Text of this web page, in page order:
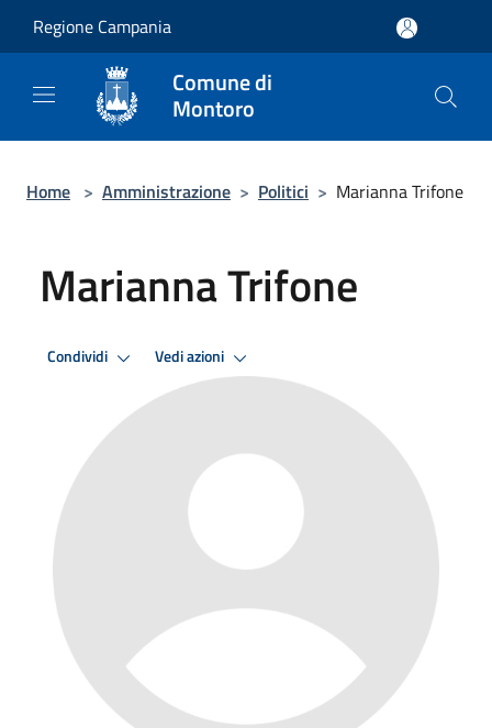
Regione Campania
Comune di
Montoro
Home > Amministrazione > Politici > Marianna Trifone
Marianna Trifone
Condividi Vedi azioni